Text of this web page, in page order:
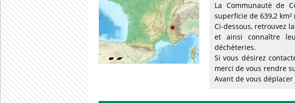
La Communauté de
superficie de 639,2
Ci-dessous, retrouvez
et ainsi connaître
déchèteries.
Si vous désirez
merci de vous rendre
Avant de vous